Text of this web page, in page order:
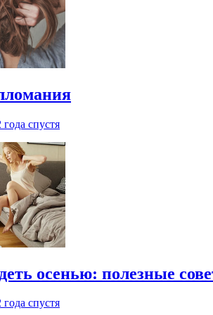
года спустя
осенью: полезные
года спустя